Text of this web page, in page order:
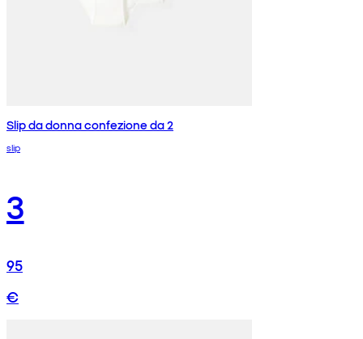
Slip da donna confezione da 2
slip
3
95
€